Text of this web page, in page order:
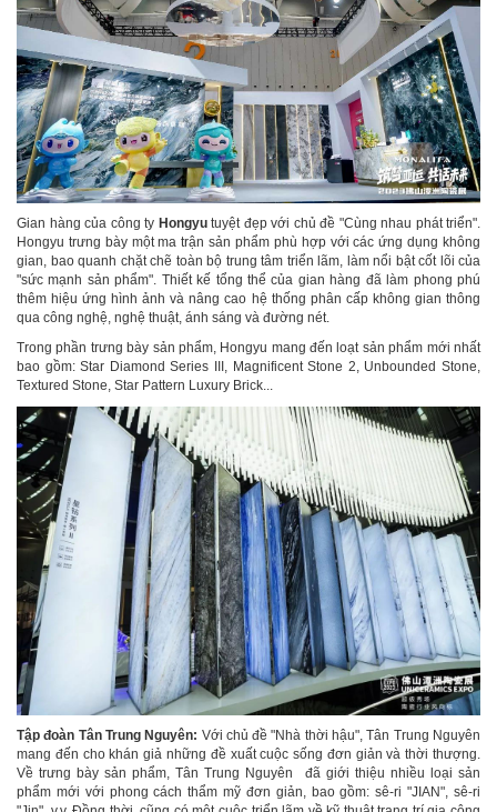
Gian hàng của công ty Hongyutuyệt đẹp với chủ đề "Cùng nhau phát triển".
Hongyu trưng bày một ma trận sản phẩm phù hợp với các ứng dụng không
gian, bao quanh chặt chẽ toàn bộ trung tâm triển lãm, làm nổi bật cốt lõi của
"sức mạnh sản phẩm". Thiết kế tổng thể của gian hàng đã làm phong phú
thêm hiệu ứng hình ảnh và nâng cao hệ thống phân cấp không gian thông
qua công nghệ, nghệ thuật, ánh sáng và đường nét.
Trong phần trưng bày sản phẩm, Hongyu mang đến loạt sản phẩm mới nhất
bao gồm: Star Diamond Series III, Magnificent Stone 2, Unbounded Stone,
Textured Stone, Star Pattern Luxury Brick...
Tập đoàn Tân Trung Nguyên: Với chủ đề "Nhà thời hậu", Tân Trung Nguyên
mang đến cho khán giả những đề xuất cuộc sống đơn giản và thời thượng.
Về trưng bày sản phẩm, Tân Trung Nguyên đã giới thiệu nhiều loại sản
phẩm mới với phong cách thẩm mỹ đơn giản, bao gồm: sê-ri "JIAN", sê-ri